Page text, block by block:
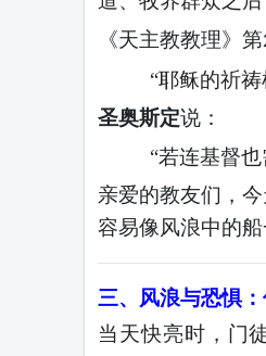
《天主教教理》第
“耶稣的祈
圣奥斯定说：
“若连基督
亲爱的教友们，
容易像风浪中的船
三、风浪与恐惧
当天快亮时，门